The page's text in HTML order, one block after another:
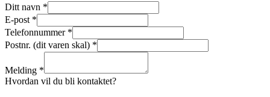
Ditt navn *
E-post *
Telefonnummer *
Postnr. (dit varen skal) *
Melding *
Hvordan vil du bli kontaktet?